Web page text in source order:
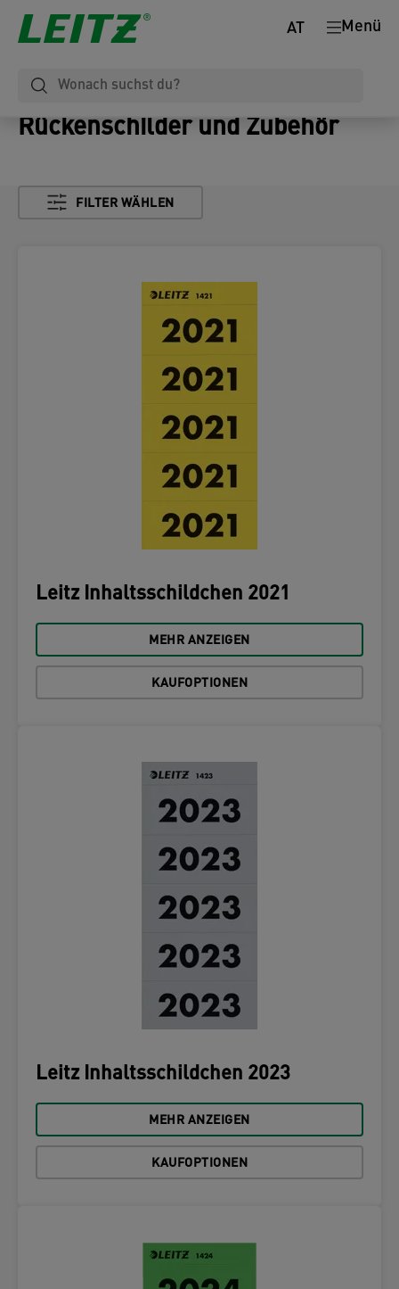
Menü
AT
Rückenschilder und Zubehör
FILTER WÄHLEN
Leitz Inhaltsschildchen 2021
MEHR ANZEIGEN
KAUFOPTIONEN
Leitz Inhaltsschildchen 2023
MEHR ANZEIGEN
KAUFOPTIONEN